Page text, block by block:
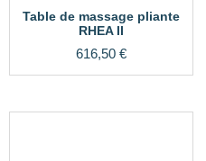
Table de massage pliante
RHEA II
616,50 €